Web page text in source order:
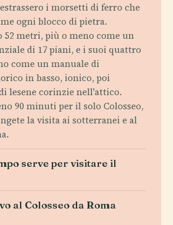
i morsetti di ferro che
ogni blocco di pietra.
52 metri, più o meno come un
di 17 piani, e i suoi quattro
come un manuale di
in basso, ionico, poi
lesene corinzie nell'attico.
90 minuti per il solo Colosseo,
la visita ai sotterranei e al
serve per visitare il
al Colosseo da Roma